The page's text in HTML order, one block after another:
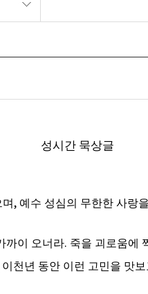
성시간 묵상글
며, 예수 성심의 무한한 사랑
까이 오너라. 죽을 괴로움에
이천년 동안 이런 고민을 맛